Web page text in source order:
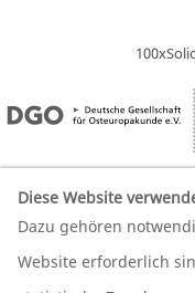
Diese Website
Dazu gehören
Website erforderlich